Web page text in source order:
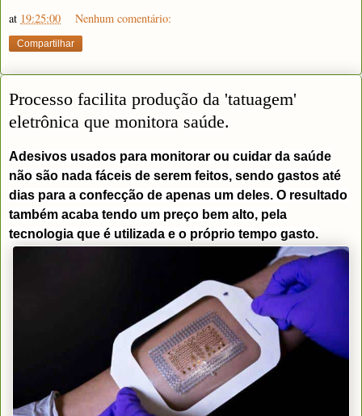
at 19:25:00 Nenhum comentário:
Compartilhar
Processo facilita produção da 'tatuagem'
eletrônica que monitora saúde.
Adesivos usados para monitorar ou cuidar da saúde
não são nada fáceis de serem feitos, sendo gastos até
dias para a confecção de apenas um deles. O resultado
também acaba tendo um preço bem alto, pela
tecnologia que é utilizada e o próprio tempo gasto.